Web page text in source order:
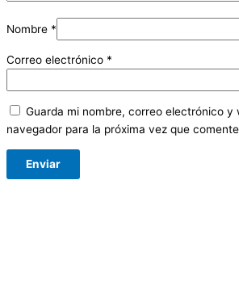
Nombre *
Correo electrónico *
Guarda mi nombre, correo electrónico y
navegador para la próxima vez que